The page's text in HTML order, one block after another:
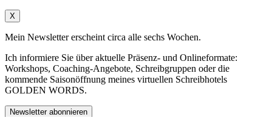
X
Mein Newsletter erscheint circa alle sechs Wochen.
Ich informiere Sie über aktuelle Präsenz- und Onlineformate:
Workshops, Coaching-Angebote, Schreibgruppen oder die
kommende Saisonöffnung meines virtuellen Schreibhotels
GOLDEN WORDS.
Newsletter abonnieren